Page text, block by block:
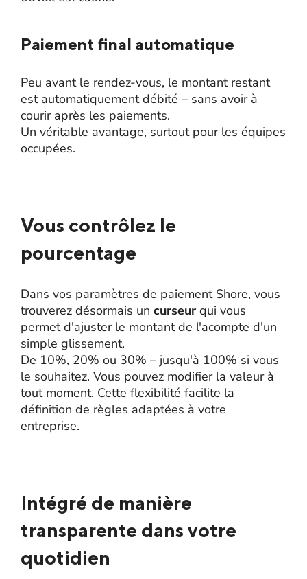
Paiement final automatique
Peu avant le rendez-vous, le montant restant
est automatiquement débité – sans avoir à
courir après les paiements.
Un véritable avantage, surtout pour les équipes
occupées.
Vous contrôlez le
pourcentage
Dans vos paramètres de paiement Shore, vous
trouverez désormais un curseur qui vous
permet d'ajuster le montant de l'acompte d'un
simple glissement.
De 10%, 20% ou 30% – jusqu'à 100% si vous
le souhaitez. Vous pouvez modifier la valeur à
tout moment. Cette flexibilité facilite la
définition de règles adaptées à votre
entreprise.
Intégré de manière
transparente dans votre
quotidien